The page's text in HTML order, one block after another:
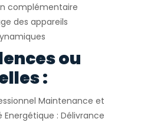
complémentaire
des appareils
ou
:
Maintenance et
Energétique : Délivrance